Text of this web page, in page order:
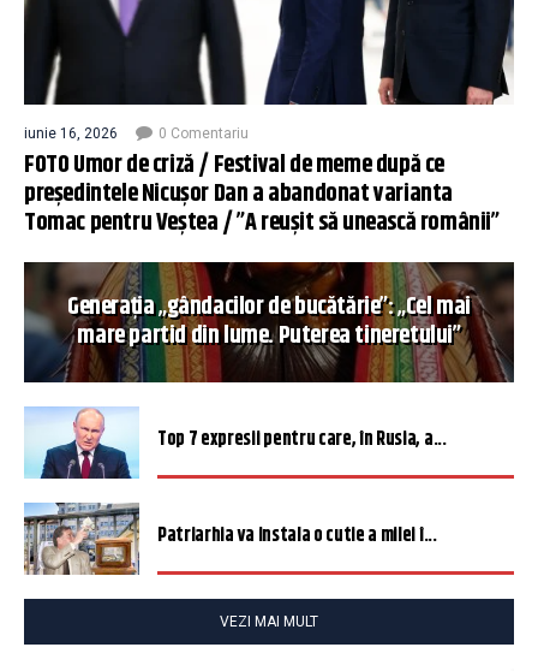
iunie 16, 2026 0 Comentariu
FOTO Umor de criză / Festival de meme după ce
președintele Nicușor Dan a abandonat varianta
Tomac pentru Veștea / ”A reușit să unească românii”
Generația „gândacilor de bucătărie”: „Cel mai
mare partid din lume. Puterea tineretului”
Top 7 expresii pentru care, în Rusia, a...
Patriarhia va instala o cutie a milei î...
VEZI MAI MULT